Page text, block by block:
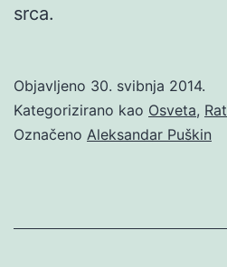
srca.
Objavljeno 30. svibnja 2014.
Kategorizirano kao Osveta, Rat
Označeno Aleksandar Puškin